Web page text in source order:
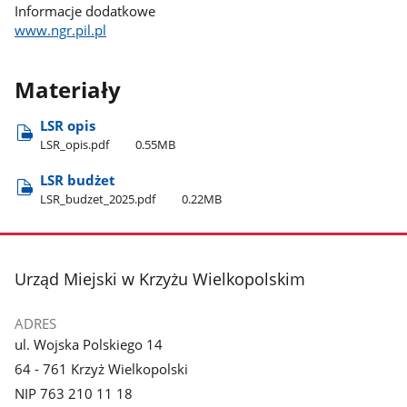
Informacje dodatkowe
www.ngr.pil.pl
Materiały
LSR opis
LSR​_opis.pdf 0.55MB
LSR budżet
LSR​_budzet​_2025.pdf 0.22MB
stopka
Urząd Miejski w Krzyżu Wielkopolskim
ADRES
ul. Wojska Polskiego 14
64 - 761 Krzyż Wielkopolski
NIP 763 210 11 18